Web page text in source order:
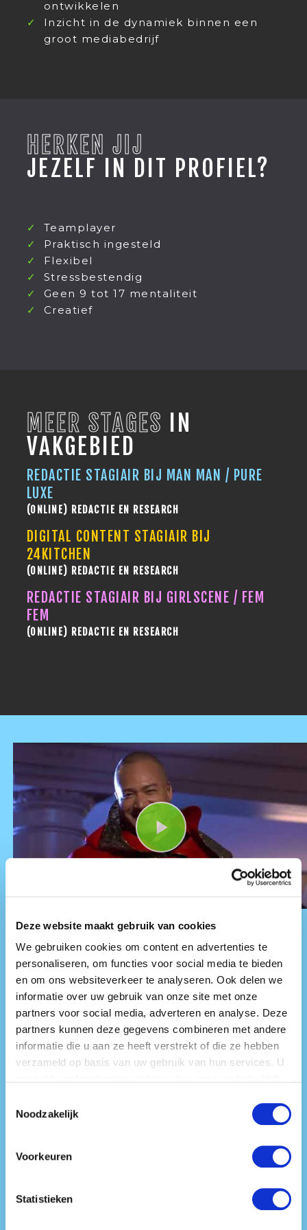
Deze website maakt gebruik van cookies
We gebruiken cookies om content en advertenties te
personaliseren, om functies voor social media te bieden
en om ons websiteverkeer te analyseren. Ook delen we
informatie over uw gebruik van onze site met onze
partners voor social media, adverteren en analyse. Deze
partners kunnen deze gegevens combineren met andere
informatie die u aan ze heeft verstrekt of die ze hebben
verzameld op basis van uw gebruik van hun services. U
Noodzakelijk
Voorkeuren
Statistieken
ontwikkelen
Inzicht in de dynamiek binnen een
groot mediabedrijf
HERKEN JIJ
JEZELF IN DIT PROFIEL?
Teamplayer
Praktisch ingesteld
Flexibel
Stressbestendig
Geen 9 tot 17 mentaliteit
Creatief
MEER STAGES IN
VAKGEBIED
REDACTIE STAGIAIR BIJ MAN MAN / PURE
LUXE
(ONLINE) REDACTIE EN RESEARCH
DIGITAL CONTENT STAGIAIR BIJ
24KITCHEN
(ONLINE) REDACTIE EN RESEARCH
REDACTIE STAGIAIR BIJ GIRLSCENE / FEM
FEM
(ONLINE) REDACTIE EN RESEARCH
WERKEN BIJ IDTV
MEER OVER DIT BEDRIJF
IDTV is een echte verhalenmaker. A
storytelling company. Wij weten als geen
ander dat we met een boeiend verhaal de
doelstellingen van onze klanten kunnen
realiseren. Dat we daardoor mensen
raken, in beweging krijgen, motiveren en
zelfs veranderen. Wij vertellen al meer dan
de zappende kijker. En begrijpen hoe je
mensen verleidt om de verhalen van onze
klanten door te laten vertellen. Want een
over. Wij weten hoe je een verhaal maakt.
Of het nu gaat om organisaties, merken,